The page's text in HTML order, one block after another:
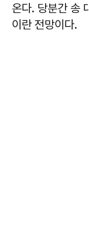
온다. 당분간 송
이란 전망이다.